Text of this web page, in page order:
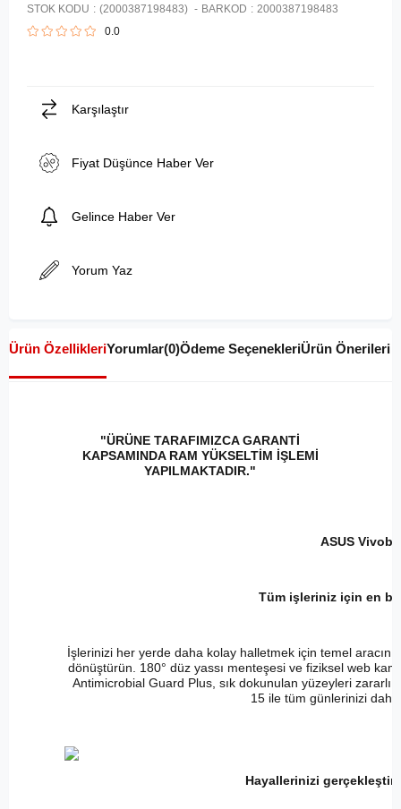
STOK KODU (2000387198483) BARKOD : 2000387198483
0.0
Karşılaştır
Fiyat Düşünce Haber Ver
Gelince Haber Ver
Yorum Yaz
Ürün ÖzellikleriYorumlar(0)Ödeme SeçenekleriÜrün Önerileri
"ÜRÜNE TARAFIMIZCA GARANTİ
KAPSAMINDA RAM YÜKSELTİM İŞLEMİ
YAPILMAKTADIR."
ASUS
Tüm işleriniz için en
İşlerinizi her yerde daha kolay halletmek için temel
dönüştürün. 180° düz yassı menteşesi ve fiziksel web
Antimicrobial Guard Plus, sık dokunulan yüzeyleri zararlı
15 ile tüm günlerinizi
Hayallerinizi